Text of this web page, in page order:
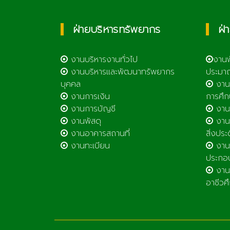
ฝ่ายบริหารทรัพยากร
งานบริหารงานทั่วไป
งานบริหารและพัฒนาทรัพยากร
บุคคล
งานการเงิน
งานการบัญชี
งานพัสดุ
งานอาคารสถานที่
งานทะเบียน
ฝ่
งา
ประม
งา
การศึ
งา
งา
สิ่งปร
งา
ประก
งา
อาชีว